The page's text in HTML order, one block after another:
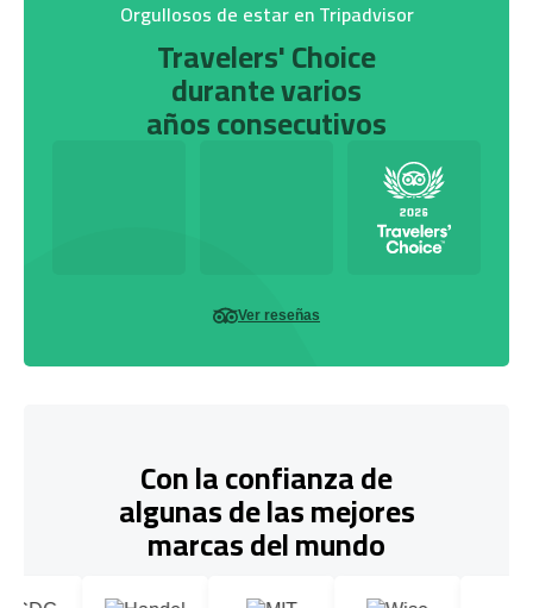
Orgullosos de estar en Tripadvisor
Travelers' Choice
durante varios
años consecutivos
Ver reseñas
Con la confianza de
algunas de las mejores
marcas del mundo